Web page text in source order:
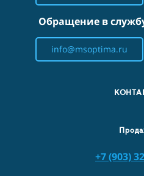
Обращение в
info@msoptima.ru
+7 (903)